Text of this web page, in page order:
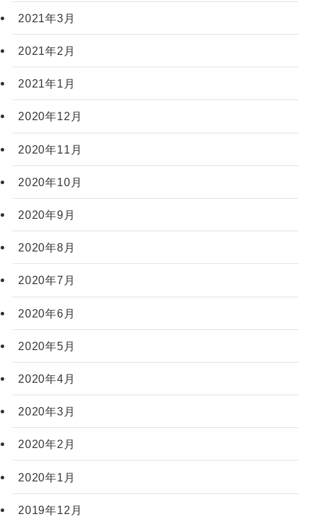
2021年3月
2021年2月
2021年1月
2020年12月
2020年11月
2020年10月
2020年9月
2020年8月
2020年7月
2020年6月
2020年5月
2020年4月
2020年3月
2020年2月
2020年1月
2019年12月